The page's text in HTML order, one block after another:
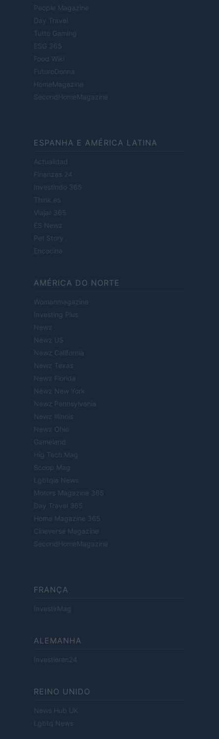
People Magazine
Day Travel
Tutto Gaming
ESG 365
Food Wiki
FuturoDonna
HomeMagazine
SecondHomeMagazine
ESPANHA E AMÉRICA LATINA
Actualidad
Finanzas 24
Investindo 365
Think.es
Viajar 365
ES Newz
Pet Story
Encocina
AMÉRICA DO NORTE
Womanmagazine
Investing Plus
Newz
Newz US
Newz California
Newz Texas
Newz Florida
Newz New York
Newz Pennsylvania
Newz Illinois
Newz Ohio
Gameland
Hig Tech Mag
Scoop Mag
Lgbtqia News
Motors Magazine 365
Day Travel 365
Home Magazine 365
Cineverse Magazine
SecondHomeMagazine
FRANÇA
InvestirMag
ALEMANHA
Investieren24
REINO UNIDO
News Hub UK
Lgbtq News